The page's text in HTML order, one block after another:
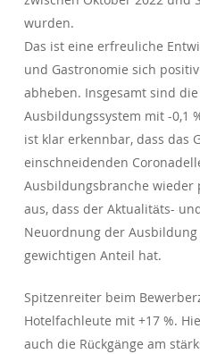
wurden.
Das ist eine erfreuliche
und Gastronomie sich
abheben. Insgesamt sind
Ausbildungssystem mit -0,1
ist klar erkennbar, dass das
einschneidenden
Ausbildungsbranche wieder
aus, dass der Aktualitäts-
Neuordnung der
gewichtigen Anteil hat.
Spitzenreiter beim
Hotelfachleute mit +17 %.
auch die Rückgänge am